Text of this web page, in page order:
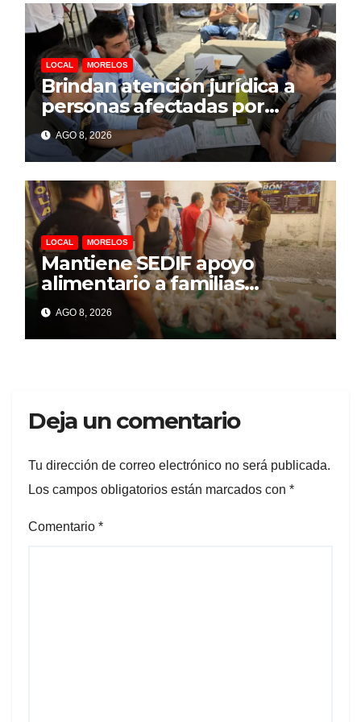
LOCAL MORELOS
Brindan atención jurídica a
personas afectadas por
explosión de pipa en Las
Granjas
AGO 8, 2026
LOCAL MORELOS
Mantiene SEDIF apoyo
alimentario a familias
afectadas por explosión en
Las Granjas
AGO 8, 2026
Deja un comentario
Tu dirección de correo electrónico no será publicada.
Los campos obligatorios están marcados con *
Comentario *